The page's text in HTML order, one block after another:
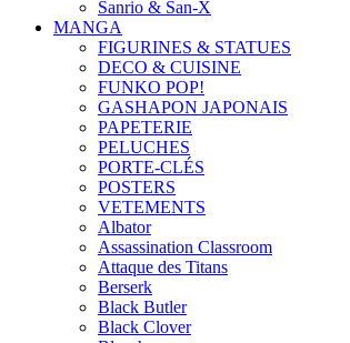
Sanrio & San-X
MANGA
FIGURINES & STATUES
DECO & CUISINE
FUNKO POP!
GASHAPON JAPONAIS
PAPETERIE
PELUCHES
PORTE-CLÉS
POSTERS
VETEMENTS
Albator
Assassination Classroom
Attaque des Titans
Berserk
Black Butler
Black Clover